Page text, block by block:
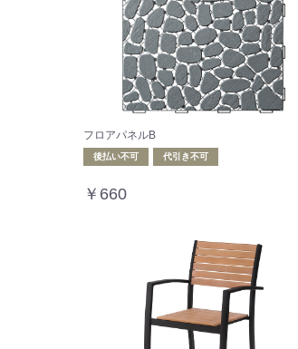
フロアパネルB
後払い不可 代引き不可
￥660